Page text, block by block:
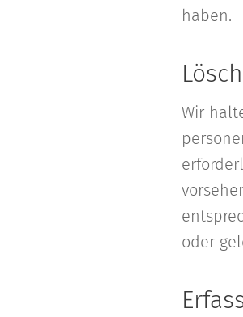
haben.
Wir
oder